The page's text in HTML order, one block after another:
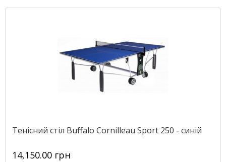
Тенісний стіл Buffalo Cornilleau Sport 250 - синій
14,150.00 грн